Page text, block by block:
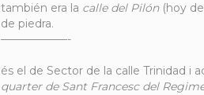
también era la calle del Pilón(hoy de
de piedra.
——————-
és el de Sector de la calle Trinidad i
quarter de Sant Francesc del